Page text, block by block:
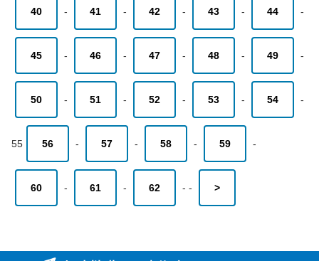
40 - 41 - 42 - 43 - 44 -
45 - 46 - 47 - 48 - 49 -
50 - 51 - 52 - 53 - 54 -
55 56 - 57 - 58 - 59 -
60 - 61 - 62 - - >